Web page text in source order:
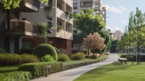
soit 3 min en voiture ou à 1.5 km,
Pharmacie :Pharmacie Belle
en voiture ou à 142 m, soit 2 min
Loisirs :